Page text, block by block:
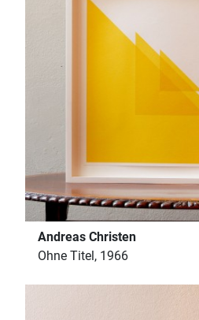
Andreas Christen
Ohne Titel, 1966